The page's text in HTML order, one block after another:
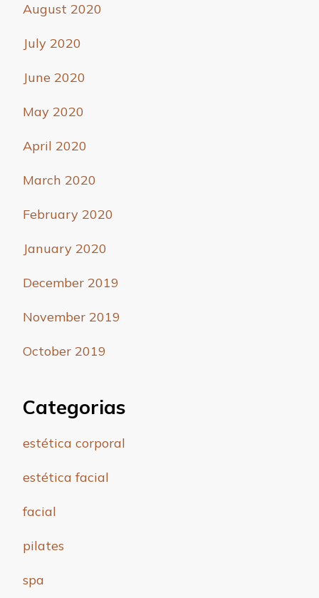
August 2020
July 2020
June 2020
May 2020
April 2020
March 2020
February 2020
January 2020
December 2019
November 2019
October 2019
Categorias
estética corporal
estética facial
facial
pilates
spa